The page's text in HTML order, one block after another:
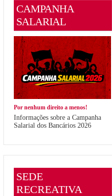
CAMPANHA
SALARIAL
Por nenhum direito a menos!
Informações sobre a Campanha
Salarial dos Bancários 2026
SEDE
RECREATIVA